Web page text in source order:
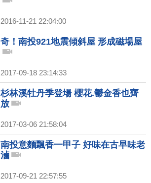
2016-11-21 22:04:00
奇！南投921地震傾斜屋 形成磁場屋
2017-09-18 23:14:33
杉林溪牡丹季登場 櫻花.鬱金香也齊
放
2017-03-06 21:58:04
南投意麵飄香一甲子 好味在古早味老
滷
2017-09-21 22:57:55